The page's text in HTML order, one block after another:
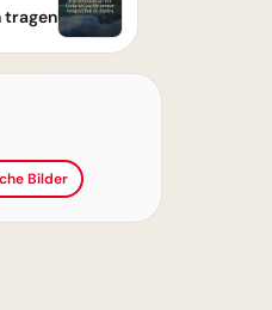
tragen
Bilder